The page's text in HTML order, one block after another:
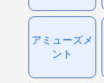
アミューズメ
ント